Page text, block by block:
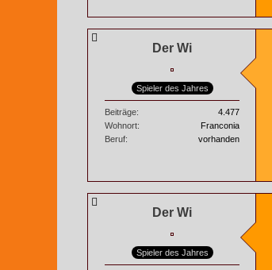
Der Wi
Spieler des Jahres
Beiträge
4.477
Wohnort
Franconia
Beruf
vorhanden
Der Wi
Spieler des Jahres